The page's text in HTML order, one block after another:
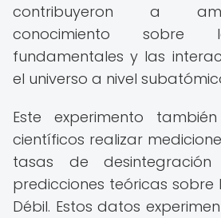
contribuyeron a
conocimiento sobre
fundamentales y las
el universo a nivel
Este experimento
científicos realizar
tasas de
predicciones teóricas sobre
Débil. Estos datos